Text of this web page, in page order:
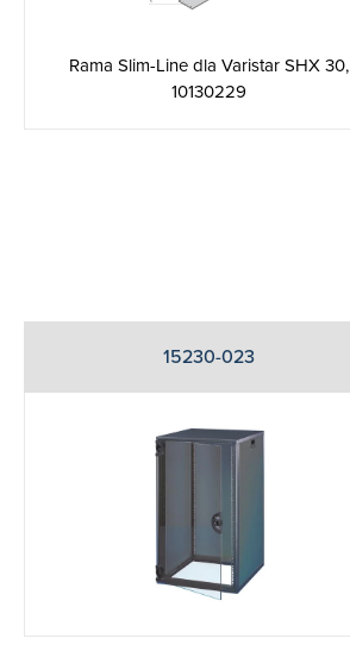
Rama Slim-Line dla Varistar SHX 30,
10130229
15230-023